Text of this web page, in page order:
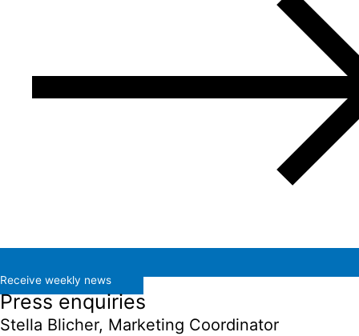
Receive weekly news
Press enquiries
Stella Blicher, Marketing Coordinator